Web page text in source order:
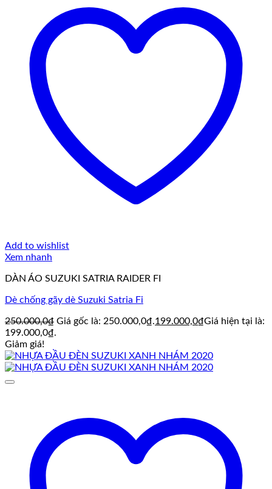
Add to wishlist
Xem nhanh
DÀN ÁO SUZUKI SATRIA RAIDER FI
Dè chống gãy dè Suzuki Satria Fi
250.000,0₫ Giá gốc là: 250.000,0₫.199.000,0₫Giá hiện tại là:
199.000,0₫.
Giảm giá!